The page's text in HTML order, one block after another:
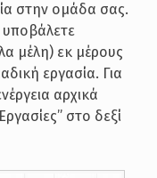
στην ομάδα σας.
υποβάλετε
μέλη) εκ μέρους
εργασία. Για
αρχικά
στο δεξί